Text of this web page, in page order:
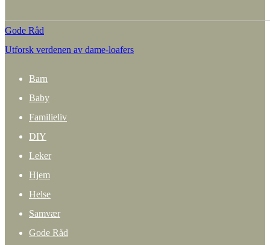
Gode Råd
Utforsk verdenen av dame-loafers
Barn
Baby
Familieliv
DIY
Leker
Hjem
Helse
Samvær
Gode Råd